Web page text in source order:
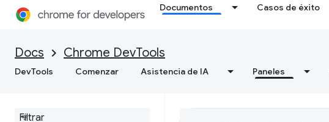
Documentos Casos de éxito
Docs Chrome DevTools
DevTools Comenzar Asistencia de IA Paneles
de memoria
montón